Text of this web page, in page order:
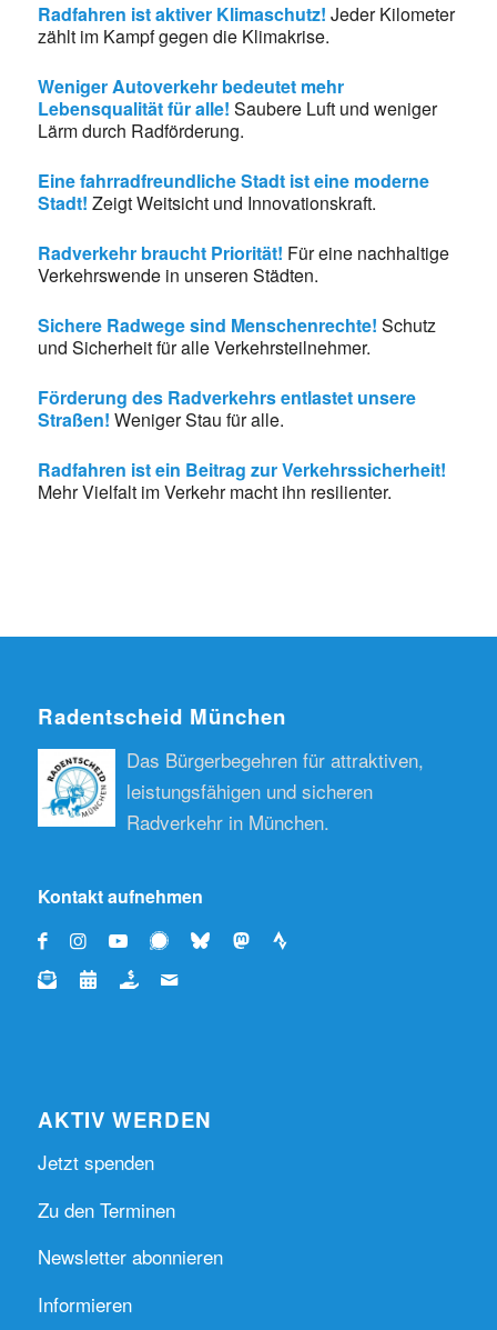
Radfahren ist aktiver Klimaschutz! Jeder Kilometer
zählt im Kampf gegen die Klimakrise.
Weniger Autoverkehr bedeutet mehr
Lebensqualität für alle! Saubere Luft und weniger
Lärm durch Radförderung.
Eine fahrradfreundliche Stadt ist eine moderne
Stadt! Zeigt Weitsicht und Innovationskraft.
Radverkehr braucht Priorität! Für eine nachhaltige
Verkehrswende in unseren Städten.
Sichere Radwege sind Menschenrechte! Schutz
und Sicherheit für alle Verkehrsteilnehmer.
Förderung des Radverkehrs entlastet unsere
Straßen! Weniger Stau für alle.
Radfahren ist ein Beitrag zur Verkehrssicherheit!
Mehr Vielfalt im Verkehr macht ihn resilienter.
Radentscheid München
Das Bürgerbegehren für attraktiven,
leistungsfähigen und sicheren
Radverkehr in München.
Kontakt aufnehmen
AKTIV WERDEN
Jetzt spenden
Zu den Terminen
Newsletter abonnieren
Informieren